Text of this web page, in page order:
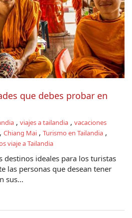
que debes probar en
, viajes a tailandia , vacaciones
, Chiang Mai , Turismo en Tailandia ,
viaje a Tailandia
destinos ideales para los turistas
las personas que desean tener
sus...